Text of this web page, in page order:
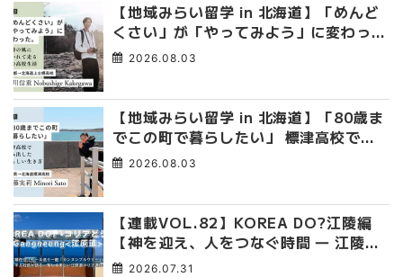
【地域みらい留学 in 北海道】「めんど
くさい」が「やってみよう」に変わっ
た。 十勝の風に吹かれて走る、僕の泥
2026.08.03
【地域みらい留学 in 北海道】「80歳ま
でこの町で暮らしたい」 標津高校で踏
み出した、私らしい生き方
2026.08.03
【連載VOL.82】KOREA DO?江陵編
【神を迎え、人をつなぐ時間 ― 江陵端
午祭 】
2026.07.31